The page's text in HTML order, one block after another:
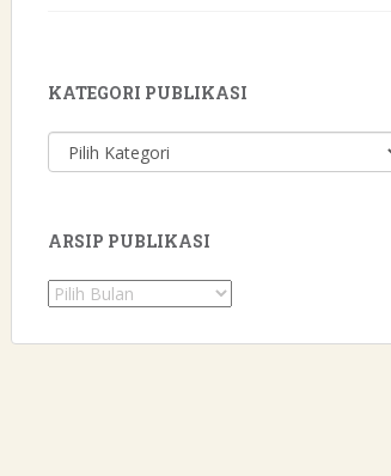
KATEGORI PUBLIKASI
Kategori
Publikasi
ARSIP PUBLIKASI
Arsip